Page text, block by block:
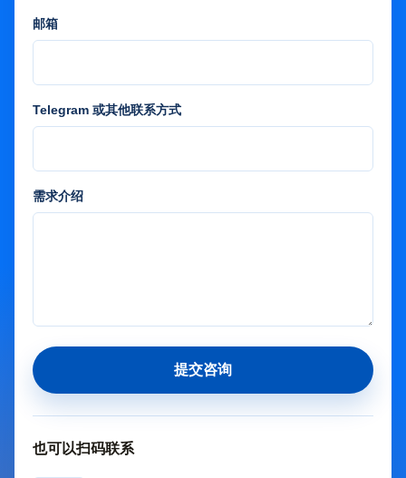
邮箱
Telegram 或其他联系方式
需求介绍
提交咨询
也可以扫码联系